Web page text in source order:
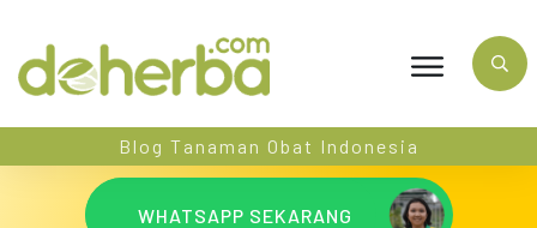
Blog Tanaman Obat Indonesia
WHATSAPP SEKARANG